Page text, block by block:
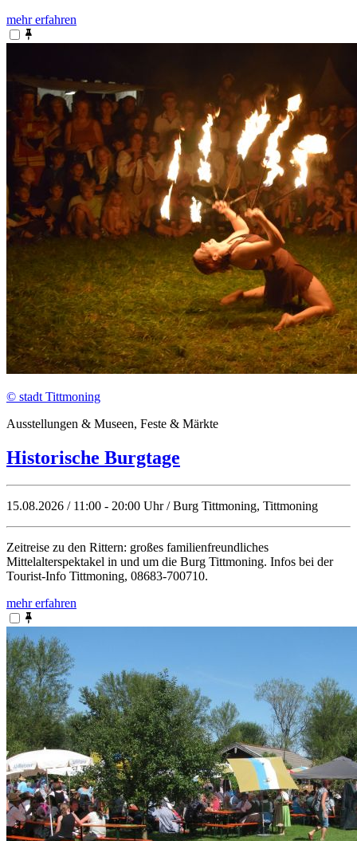
mehr erfahren
© stadt Tittmoning
Ausstellungen & Museen, Feste & Märkte
Historische Burgtage
15.08.2026 / 11:00 - 20:00 Uhr / Burg Tittmoning, Tittmoning
Zeitreise zu den Rittern: großes familienfreundliches
Mittelalterspektakel in und um die Burg Tittmoning. Infos bei der
Tourist-Info Tittmoning, 08683-700710.
mehr erfahren